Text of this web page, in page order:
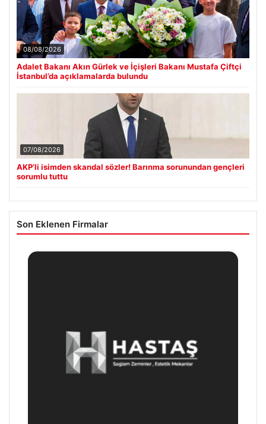
08/08/2026
Adalet Bakanı Akın Gürlek ve İçişleri Bakanı Mustafa Çiftçi
İstanbul’da açıklamalarda bulundu
07/08/2026
AKP’li isimden skandal sözler! Barınma sorunundan gençleri
sorumlu tuttu
Son Eklenen Firmalar